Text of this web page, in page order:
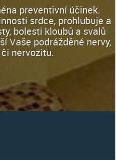
preventivní účinek.
srdce, prohlubuje a
bolesti kloubů a svalů
Vaše podrážděné nervy,
nervozitu.